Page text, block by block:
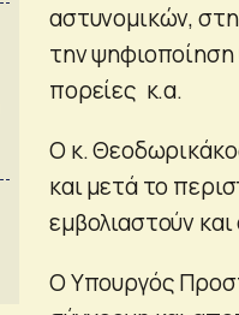
αστυνομικών,
την ψηφιοποίηση
πορείες κ.α.
Ο κ.
και μετά το
εμβολιαστούν
Ο Υπουργός